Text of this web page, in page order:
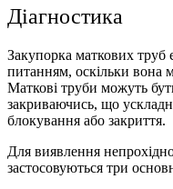
Діагностика
Закупорка маткових труб
питанням, оскільки вона
Маткові труби можуть
закриваючись, що
блокування або закриття.
Для виявлення
застосовуються три